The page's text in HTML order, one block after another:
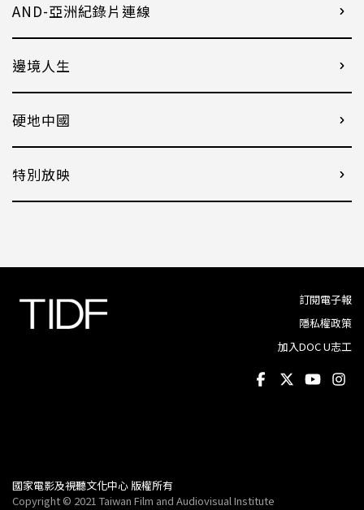
AND-亞洲紀錄片連線
邊境人生
硬地中國
特別放映
訂閱電子報
隱私權政策
加入DOC U志工
國家電影及視聽文化中心 版權所有
Copyright © 2021 Taiwan Film and Audiovisual Institute